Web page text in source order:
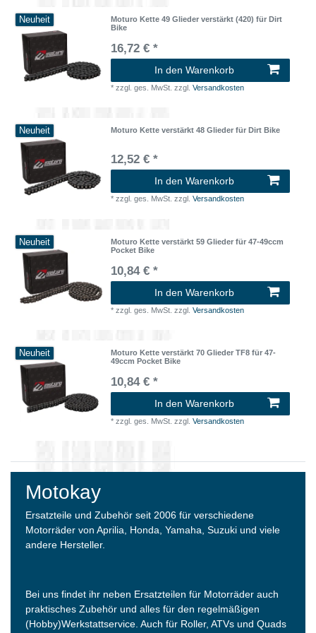
Neuheit
Moturo Kette 49 Glieder verstärkt (420) für Dirt
Bike
16,72 € *
In den Warenkorb
*zzgl. ges. MwSt. zzgl.Versandkosten
Neuheit Moturo Kette verstärkt 48 Glieder für Dirt Bike
12,52 € *
In den Warenkorb
*zzgl. ges. MwSt. zzgl.Versandkosten
Neuheit
Moturo Kette verstärkt 59 Glieder für 47-49ccm
Pocket Bike
10,84 € *
In den Warenkorb
*zzgl. ges. MwSt. zzgl.Versandkosten
Neuheit
Moturo Kette verstärkt 70 Glieder TF8 für 47-
49ccm Pocket Bike
10,84 € *
In den Warenkorb
*zzgl. ges. MwSt. zzgl.Versandkosten
Motokay
Ersatzteile und Zubehör seit 2006 für verschiedene
Motorräder von Aprilia, Honda, Yamaha, Suzuki und viele
andere Hersteller.
Bei uns findet ihr neben Ersatzteilen für Motorräder auch
praktisches Zubehör und alles für den regelmäßigen
(Hobby)Werkstattservice. Auch für Roller, ATVs und Quads